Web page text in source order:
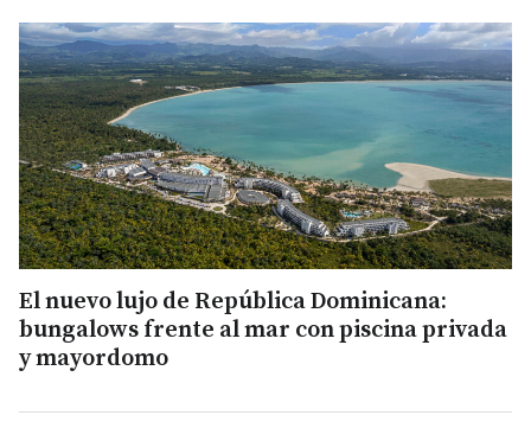
El nuevo lujo de República Dominicana:
bungalows frente al mar con piscina privada
y mayordomo